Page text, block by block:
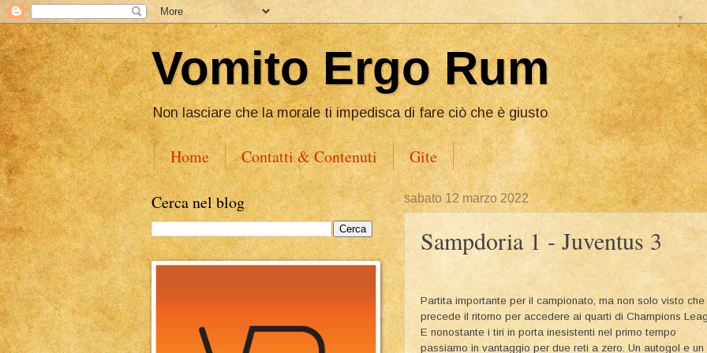
Vomito Ergo Rum
Non lasciare che la morale ti impedisca di fare ciò che è giusto
Home Contatti & Contenuti Gite
sabato 12 marzo 2022
Sampdoria 1 - Juventus 3
Partita importante per il campionato, ma non solo visto che
precede il ritorno per accedere ai quarti di Champions
E nonostante i tiri in porta inesistenti nel primo tempo
passiamo in vantaggio per due reti a zero. Un autogol e un
Cerca nel blog